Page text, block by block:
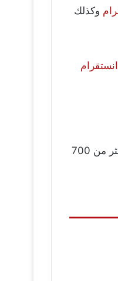
وكذلك
انستقرام
بالعديد من المتابعين عبر موقعها انستقرام ومن جميع الأعمار والدول الخليجية والعربية, وعدد المتابعين أكثر من 700